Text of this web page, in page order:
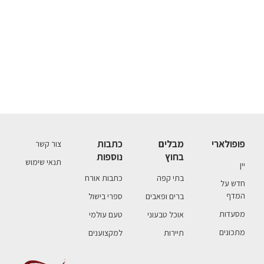
פופולארי
יין
חדש על
המדף
מסעדות
מתכונים
מבלים
בחוץ
בתי קפה
ברים ופאבים
אוכל טבעוני
תיירות
כתבות
נוספות
כתבות אורח
ספרי בישול
טעם עולמי
למקצוענים
צור קשר
תנאי שימוש